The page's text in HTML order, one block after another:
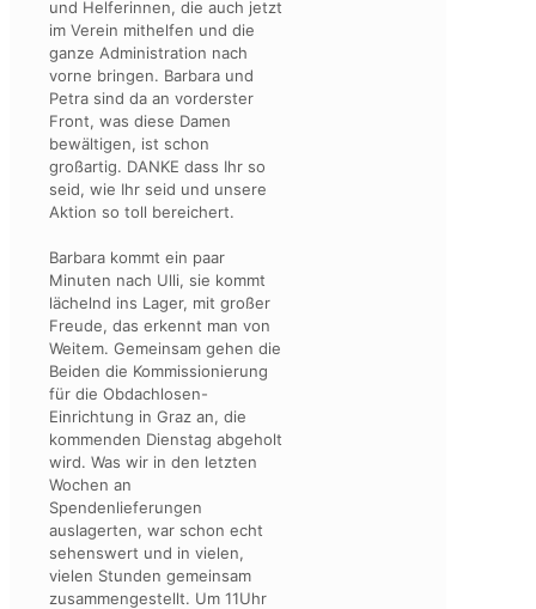
und Helferinnen, die auch jetzt
im Verein mithelfen und die
ganze Administration nach
vorne bringen. Barbara und
Petra sind da an vorderster
Front, was diese Damen
bewältigen, ist schon
großartig. DANKE dass Ihr so
seid, wie Ihr seid und unsere
Aktion so toll bereichert.
Barbara kommt ein paar
Minuten nach Ulli, sie kommt
lächelnd ins Lager, mit großer
Freude, das erkennt man von
Weitem. Gemeinsam gehen die
Beiden die Kommissionierung
für die Obdachlosen-
Einrichtung in Graz an, die
kommenden Dienstag abgeholt
wird. Was wir in den letzten
Wochen an
Spendenlieferungen
auslagerten, war schon echt
sehenswert und in vielen,
vielen Stunden gemeinsam
zusammengestellt. Um 11Uhr